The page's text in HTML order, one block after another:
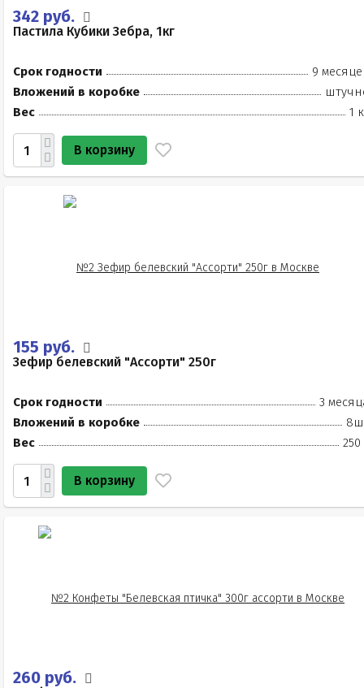
342 руб.
Пастила Кубики Зебра, 1кг
Срок годности
9
Вложений в коробке
Вес
1
В корзину
155 руб.
Зефир белевский "Ассорти" 250г
Срок годности
3
Вложений в коробке
Вес
250
В корзину
260 руб.